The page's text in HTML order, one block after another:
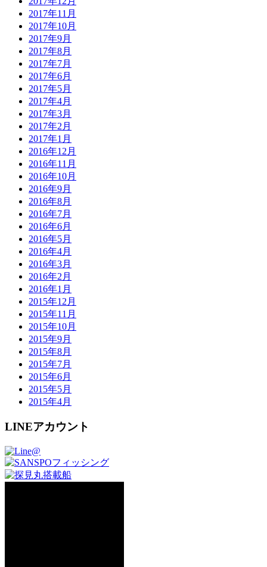
2017年11月
2017年10月
2017年9月
2017年8月
2017年7月
2017年6月
2017年5月
2017年4月
2017年3月
2017年2月
2017年1月
2016年12月
2016年11月
2016年10月
2016年9月
2016年8月
2016年7月
2016年6月
2016年5月
2016年4月
2016年3月
2016年2月
2016年1月
2015年12月
2015年11月
2015年10月
2015年9月
2015年8月
2015年7月
2015年6月
2015年5月
2015年4月
LINEアカウント